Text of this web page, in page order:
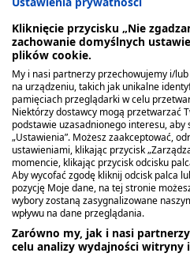
takimi objawami, jak
oddychaniu w pozycji
nóg, czucie bicia serca,
ciśnienie krwi
skutek rozszerzenia
przyspieszona
nastroju, pobudliwość,
zasypianiu, zmiany w
,zgaga ,obrzęk wokół
kichanie i niedrożność
pokrzywka,
Kliknięcie przycisku „Nie
zachowanie domyślnych
plików cookie.
My i nasi partnerzy przechowujemy i/
na urządzeniu, takich jak unikalne
pamięciach przeglądarki w celu
Niektórzy dostawcy mogą przetwarzać
podstawie uzasadnionego interesu,
„Ustawienia”. Możesz zaakceptować,
ustawieniami, klikając przycisk
momencie, klikając przycisk odcisku
Aby wycofać zgodę kliknij odcisk palca
pozycję Moje dane, na tej stronie
wybory zostaną zasygnalizowane
wpływu na dane przeglądania.
Zarówno my, jak i nasi
celu analizy wydajności witryny